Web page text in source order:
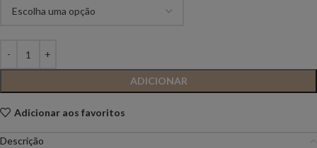
ADICIONAR
Adicionar aos favoritos
Descrição